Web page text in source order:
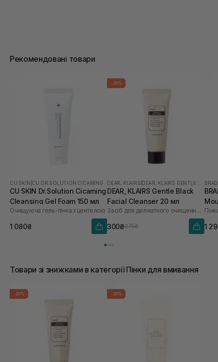
Рекомендовані товари
CU SKIN CU DR.SOLUTION CICAMING
CU SKIN Dr.Solution Cicaming
Cleansing Gel Foam 150 мл
Очищуюча гель-пінка з центелою
1 080₴
-20%
DEAR, KLAIRS
DEAR, KLAIRS Gentle Black
Facial Cleanser 20 мл
Засіб для делікатного очищення обличчя
300₴375₴ 1
Товари зі знижками в категорії Пінки для вмивання
-20% -20%